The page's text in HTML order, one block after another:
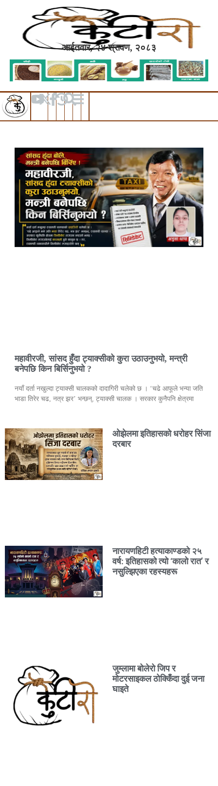
आईतवार, २४ श्रावण, २०८३
महावीरजी, सांसद हुँदा ट्याक्सीको कुरा उठाउनुभयो, मन्त्री
बनेपछि किन बिर्सिनुभयो ?
नयाँ दर्ता नखुल्दा ट्याक्सी चालकको दादागिरी चलेको छ । ‘चढे आफूले भन्या जति
भाडा तिरेर चढ, नत्र झर’ भन्छन्, ट्याक्सी चालक । सरकार कुनैपनि क्षेत्रमा
ओझेलमा इतिहासको धरोहर सिंजा
दरबार
नारायणहिटी हत्याकाण्डको २५
वर्ष: इतिहासको त्यो ‘कालो रात’ र
नसुल्झिएका रहस्यहरू​
जुम्लामा बोलेरो जिप र
मोटरसाइकल ठोक्किँदा दुई जना
घाइते